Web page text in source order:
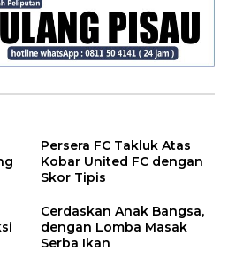
Persera FC Takluk Atas
Kobar United FC dengan
Skor Tipis
Cerdaskan Anak Bangsa,
dengan Lomba Masak
Serba Ikan